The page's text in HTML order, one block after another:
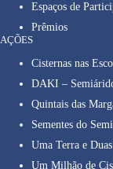
Espaços de
Prêmios
AÇÕES
Cisternas nas
DAKI –
Quintais das
Sementes do
Uma Terra e
Um Milhão de